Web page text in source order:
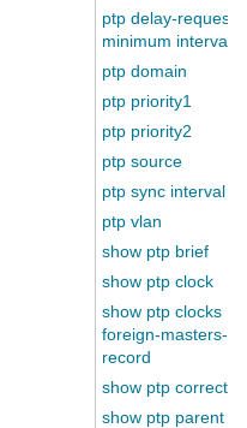
ptp delay-request
minimum interval
ptp domain
ptp priority1
ptp priority2
ptp source
ptp sync interval
ptp vlan
show ptp brief
show ptp clock
show ptp clocks
foreign-masters-
record
show ptp
show ptp parent